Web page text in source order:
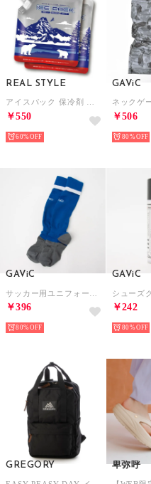
REAL STYLE
￥550
60%
GAViC
￥506
80%
GAViC
￥396
80%
GAViC
￥242
80%
GREGORY 卑弥呼